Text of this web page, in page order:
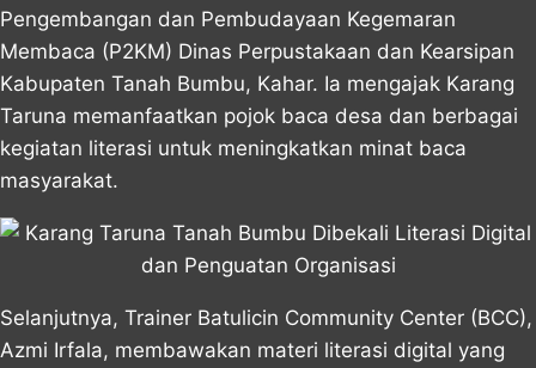
Pengembangan dan Pembudayaan Kegemaran
Membaca (P2KM) Dinas Perpustakaan dan Kearsipan
Kabupaten Tanah Bumbu, Kahar. Ia mengajak Karang
Taruna memanfaatkan pojok baca desa dan berbagai
kegiatan literasi untuk meningkatkan minat baca
masyarakat.
Selanjutnya, Trainer Batulicin Community Center (BCC),
Azmi Irfala, membawakan materi literasi digital yang